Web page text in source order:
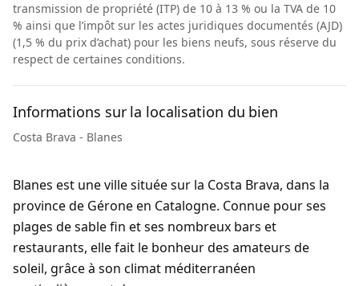
transmission de propriété (ITP) de 10 à 13 % ou la TVA de 10
% ainsi que l’impôt sur les actes juridiques documentés (AJD)
(1,5 % du prix d’achat) pour les biens neufs, sous réserve du
respect de certaines conditions.
Informations sur la localisation du bien
Costa Brava - Blanes
Blanes est une ville située sur la Costa Brava, dans la
province de Gérone en Catalogne. Connue pour ses
plages de sable fin et ses nombreux bars et
restaurants, elle fait le bonheur des amateurs de
soleil, grâce à son climat méditerranéen